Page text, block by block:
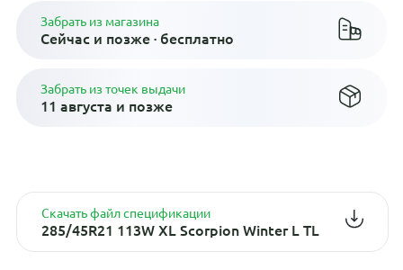
Забрать из магазина
Сейчас и позже · бесплатно
Забрать из точек выдачи
11 августа и позже
Скачать файл спецификации
285/45R21 113W XL Scorpion Winter L TL